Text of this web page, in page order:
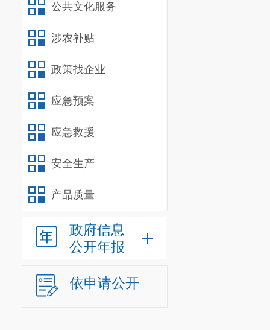
公共文化服务
涉农补贴
政策找企业
应急预案
应急救援
安全生产
产品质量
政府信息
公开年报
依申请公开